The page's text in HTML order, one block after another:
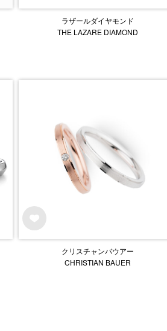
ラザールダイヤモンド
THE LAZARE DIAMOND
クリスチャンバウアー
CHRISTIAN BAUER